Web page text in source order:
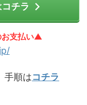
チラ
お支払い▲
手順はコチラ